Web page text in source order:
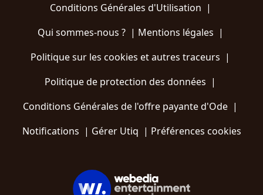
Conditions Générales d'Utilisation |
Qui sommes-nous ?| Mentions légales |
Politique sur les cookies et autres traceurs |
Politique de protection des données |
Conditions Générales de l'offre payante d'Ode |
Notifications | Gérer Utiq | Préférences cookies